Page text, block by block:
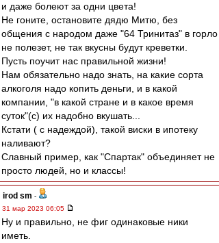
и даже болеют за одни цвета!
Не гоните, остановите дядю Митю, без
общения с народом даже "64 Тринитаз" в горло
не полезет, не так вкусны будут креветки.
Пусть поучит нас правильной жизни!
Нам обязательно надо знать, на какие сорта
алкоголя надо копить деньги, и в какой
компании, "в какой стране и в какое время
суток"(с) их надобно вкушать...
Кстати ( с надеждой), такой виски в ипотеку
наливают?
Славный пример, как "Спартак" объединяет не
просто людей, но и классы!
irod sm -
31 мар 2023 06:05
Ну и правильно, не фиг одинаковые ники
иметь.